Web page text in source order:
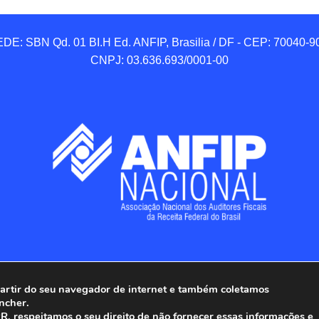
SBN Qd. 01 BI.H Ed. ANFIP, Brasilia / DF - CEP: 70040-
CNPJ: 03.636.693/0001-00
Nacional dos Auditores Fiscais da Receita Federal
do seu navegador de internet e também coletamos
respeitamos o seu direito de não fornecer essas informações e